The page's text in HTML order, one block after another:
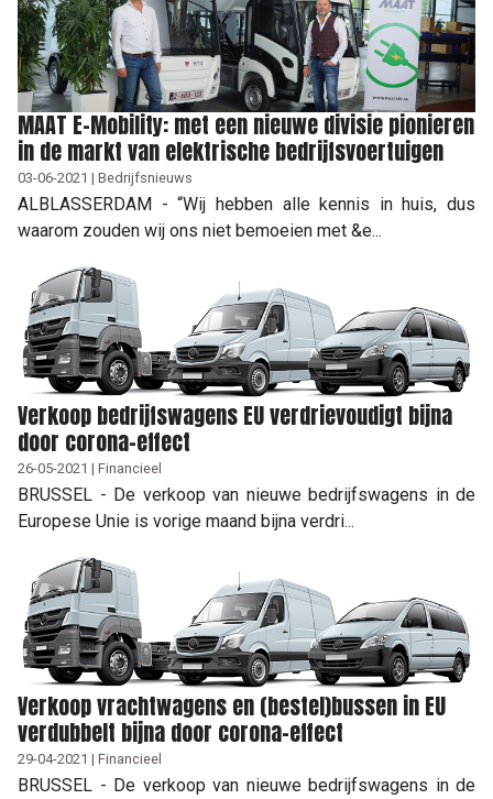
MAAT E-Mobility: met een nieuwe divisie pionieren
in de markt van elektrische bedrijfsvoertuigen
03-06-2021 | Bedrijfsnieuws
ALBLASSERDAM - “Wij hebben alle kennis in huis, dus
waarom zouden wij ons niet bemoeien met &e...
Verkoop bedrijfswagens EU verdrievoudigt bijna
door corona-effect
26-05-2021 | Financieel
BRUSSEL - De verkoop van nieuwe bedrijfswagens in de
Europese Unie is vorige maand bijna verdri...
Verkoop vrachtwagens en (bestel)bussen in EU
verdubbelt bijna door corona-effect
29-04-2021 | Financieel
BRUSSEL - De verkoop van nieuwe bedrijfswagens in de